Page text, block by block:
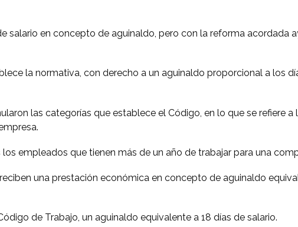
en concepto de aguinaldo, pero con la reforma acordada
la normativa, con derecho a un aguinaldo proporcional a los
las categorías que establece el Código, en lo que se refiere a
empleados que tienen más de un año de trabajar para una
una prestación económica en concepto de aguinaldo
de Trabajo, un aguinaldo equivalente a 18 días de salario.